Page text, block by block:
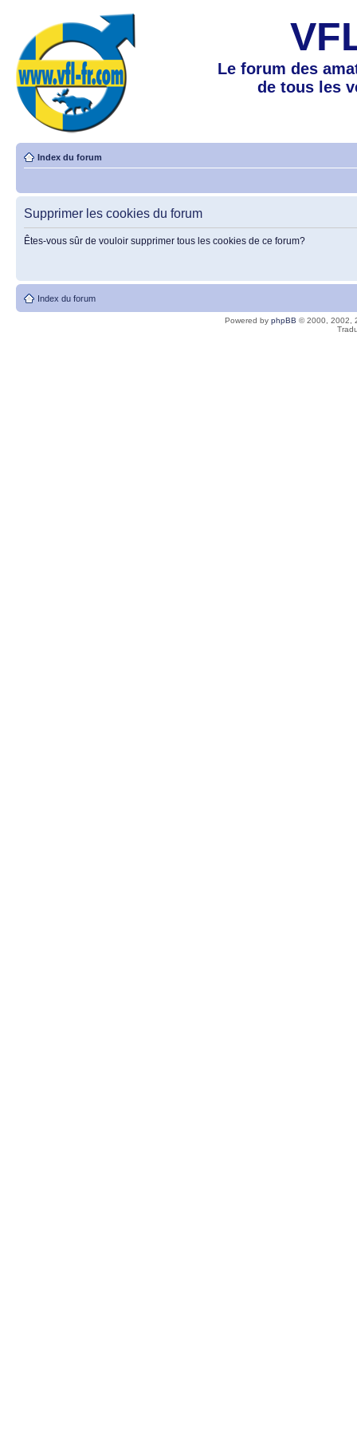
Le forum des
de tous les
Index du forum
Supprimer les cookies du forum
Êtes-vous sûr de vouloir supprimer tous les cookies de ce forum?
Index du forum
Powered by phpBB © 2000, 2002,